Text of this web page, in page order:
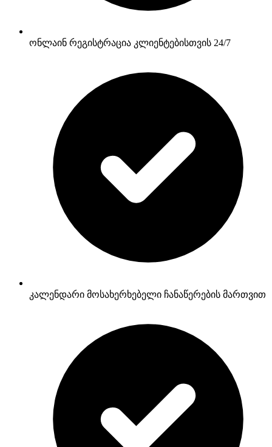
ონლაინ რეგისტრაცია კლიენტებისთვის 24/7
კალენდარი მოსახერხებელი ჩანაწერების მართვით